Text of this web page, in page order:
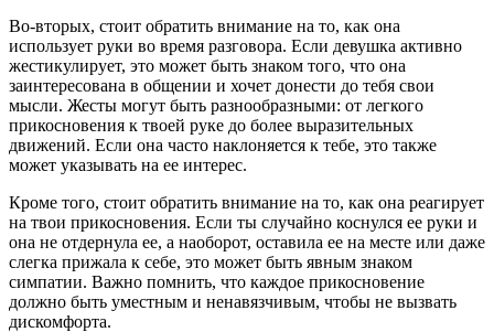
Во-вторых, стоит обратить внимание на то, как она
использует руки во время разговора. Если девушка активно
жестикулирует, это может быть знаком того, что она
заинтересована в общении и хочет донести до тебя свои
мысли. Жесты могут быть разнообразными: от легкого
прикосновения к твоей руке до более выразительных
движений. Если она часто наклоняется к тебе, это также
может указывать на ее интерес.
Кроме того, стоит обратить внимание на то, как она реагирует
на твои прикосновения. Если ты случайно коснулся ее руки и
она не отдернула ее, а наоборот, оставила ее на месте или даже
слегка прижала к себе, это может быть явным знаком
симпатии. Важно помнить, что каждое прикосновение
должно быть уместным и ненавязчивым, чтобы не вызвать
дискомфорта.